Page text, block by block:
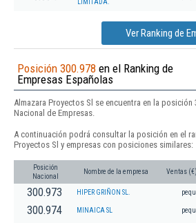
LIMITADA.
Ver Ranking de
Posición 300.978 en el Ranking de
Empresas Españolas
Almazara Proyectos Sl se encuentra en la posición
Nacional de Empresas.
A continuación podrá consultar la posición en el
Proyectos Sl y empresas con posiciones similares:
Posición
Nacional
Nombre de la empresa Ventas (€)
300.973 HIPER GRIÑON SL.
300.974 MINAICA SL